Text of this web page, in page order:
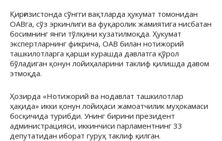
Қирғизистонда сўнгги вақтларда ҳукумат томонидан
ОАВга, сўз эркинлиги ва фуқаролик жамиятига нисбатан
босимнинг янги тўлқини кузатилмоқда. Ҳукумат
экспертларнинг фикрича, ОАВ билан нотижорий
ташкилотларга қарши курашда давлатга қўрол
бўладиган қонун лойиҳаларини таклиф қилишда давом
этмоқда.
Ҳозирда «Нотижорий ва нодавлат ташкилотлар
ҳақида» икки қонун лойиҳаси жамоатчилик муҳокамаси
босқичида турибди. Унинг бирини президент
администрацияси, иккинчиси парламентнинг 33
депутатидан иборат гуруҳ таклиф қилган.